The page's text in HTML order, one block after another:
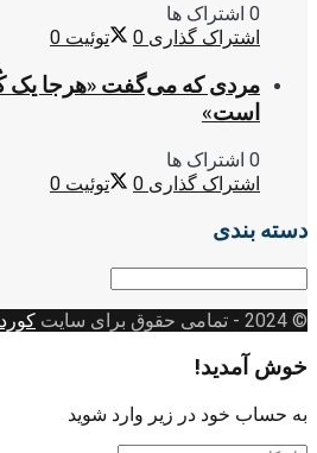
0 اشتراک ها
اشتراک گذاری 0 توئیت 0
مردی که می‌گفت «هرجا یک
است»
0 اشتراک ها
اشتراک گذاری 0 توئیت 0
دسته بندی
دسته
© 2024
- تمامی حقوق برای سایت
خوش آمدید!
به حساب خود در زیر وارد شوید